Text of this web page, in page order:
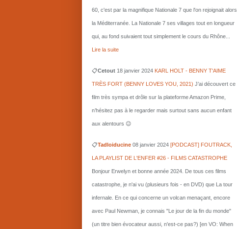
60, c'est par la magnifique Nationale 7 que l'on rejoignait alors
la Méditerranée. La Nationale 7 ses villages tout en longueur
qui, au fond suivaient tout simplement le cours du Rhône...
Lire la suite
📋Cetout 18 janvier 2024 KARL HOLT - BENNY T'AIME
TRÈS FORT (BENNY LOVES YOU, 2021) J’ai découvert ce
film très sympa et drôle sur la plateforme Amazon Prime,
n’hésitez pas à le regarder mais surtout sans aucun enfant
aux alentours 😉
📋Tadloiducine 08 janvier 2024 [PODCAST] FOUTRACK,
LA PLAYLIST DE L'ENFER #26 - FILMS CATASTROPHE
Bonjour Erwelyn et bonne année 2024. De tous ces films
catastrophe, je n'ai vu (plusieurs fois - en DVD) que La tour
infernale. En ce qui concerne un volcan menaçant, encore
avec Paul Newman, je connais "Le jour de la fin du monde"
(un titre bien évocateur aussi, n'est-ce pas?) [en VO: When